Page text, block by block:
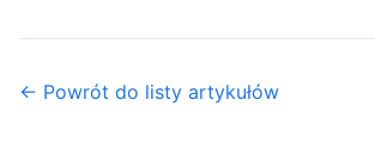
← Powrót do listy artykułów